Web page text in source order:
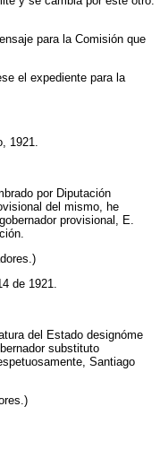
para la Comisión que
el expediente para la
1921.
por Diputación
del mismo, he
provisional, E.
de 1921.
del Estado designóme
substituto
Santiago